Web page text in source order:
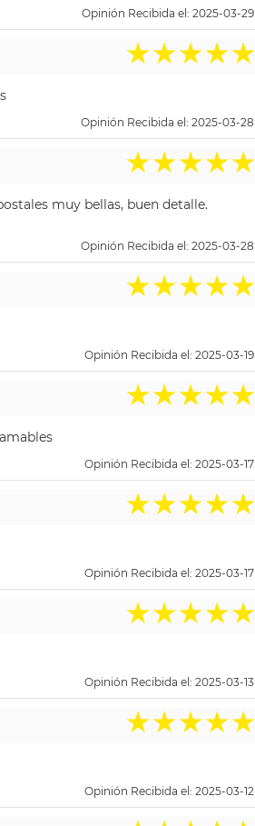
Opinión Recibida el: 2025-03-29
★★★★★
Opinión Recibida el: 2025-03-28
★★★★★
muy bellas, buen detalle.
Opinión Recibida el: 2025-03-28
★★★★★
Opinión Recibida el: 2025-03-19
★★★★★
Opinión Recibida el: 2025-03-17
★★★★★
Opinión Recibida el: 2025-03-17
★★★★★
Opinión Recibida el: 2025-03-13
★★★★★
Opinión Recibida el: 2025-03-12